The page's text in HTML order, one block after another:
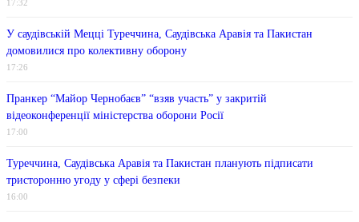
17:32
У саудівській Мецці Туреччина, Саудівська Аравія та Пакистан
домовилися про колективну оборону
17:26
Пранкер “Майор Чернобаєв” “взяв участь” у закритій
відеоконференції міністерства оборони Росії
17:00
Туреччина, Саудівська Аравія та Пакистан планують підписати
тристоронню угоду у сфері безпеки
16:00